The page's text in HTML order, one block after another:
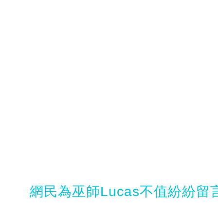
網民為巫師Lucas不值紛紛留